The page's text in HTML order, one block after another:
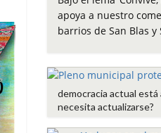
e
b
k
t
t
t
s
p
l
p
a
r
i
r
apoya a nuestro
barrios de San Blas
democracia actual está
necesita actualizarse?